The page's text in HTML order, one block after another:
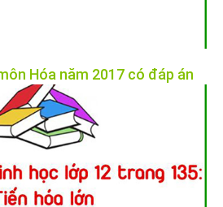
Hóa năm 2017 có đáp án